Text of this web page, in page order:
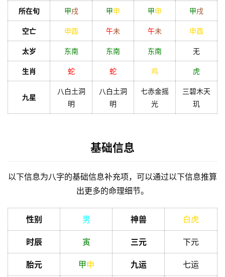
理
解
会
员
登录
注册
所在旬
甲戌 甲申 甲申 甲戌
空亡 申酉 午未 午未 申酉
太岁 东南 东南 东南 无
生肖 蛇 蛇 鸡 虎
九星
八白土洞
明
八白土洞
明
七赤金摇
光
三碧木天
玑
基础信息
以下信息为八字的基础信息补充项，可以通过以下信息推算
出更多的命理细节。
性别 男 神兽 白虎
时辰 寅 三元 下元
胎元 甲申 九运 七运